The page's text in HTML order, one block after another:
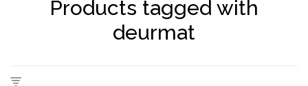
Products tagged with
deurmat